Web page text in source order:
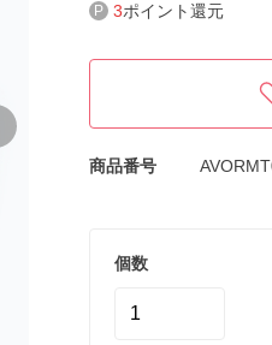
3ポイント還元
商品番号
個数